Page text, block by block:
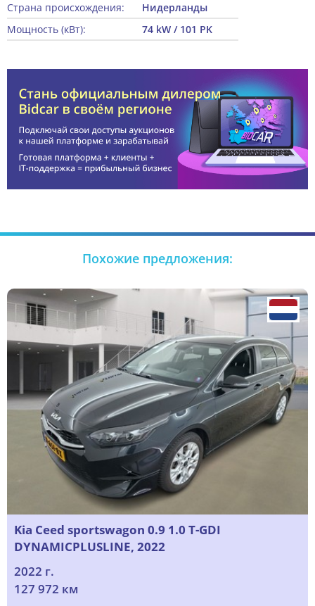
Страна происхождения:
Нидерланды
Мощность (кВт):
74 kW / 101 PK
Похожие предложения:
Kia Ceed sportswagon 0.9 1.0 T-GDI
DYNAMICPLUSLINE, 2022
2022 г.
127 972 км